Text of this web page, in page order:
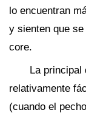
lo encuentran
y sienten que
core.
La principal
relativamente
(cuando el